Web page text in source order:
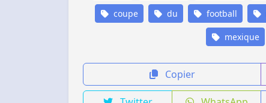
coupe du football
mexique
Copier